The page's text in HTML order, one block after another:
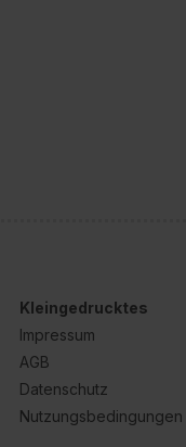
Kleingedrucktes
Impressum
AGB
Datenschutz
Nutzungsbedingungen